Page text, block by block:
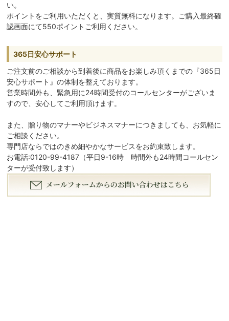
い。
ポイントをご利用いただくと、実質無料になります。ご購入最終確
認画面にて550ポイントご利用ください。
365日安心サポート
ご注文前のご相談から到着後に商品をお楽しみ頂くまでの『365日
安心サポート』の体制を整えております。
営業時間外も、緊急用に24時間受付のコールセンターがございま
すので、安心してご利用頂けます。
また、贈り物のマナーやビジネスマナーにつきましても、お気軽に
ご相談ください。
専門店ならではのきめ細やかなサービスをお約束致します。
お電話:0120-99-4187（平日9-16時 時間外も24時間コールセン
ターが受付致します）